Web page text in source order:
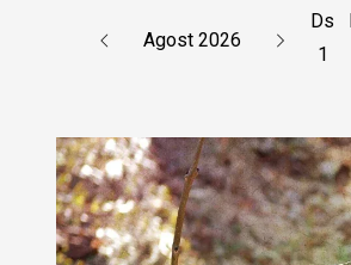
Agost 2026
Ds
1